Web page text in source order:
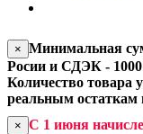
× Минимальная
Росии и СДЭК - 1000
Количество товара
реальным остаткам
× С 1 июня